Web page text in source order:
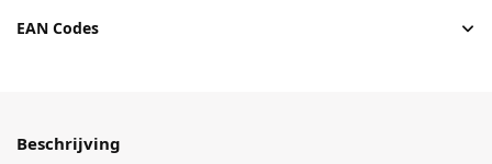
EAN Codes
Beschrijving